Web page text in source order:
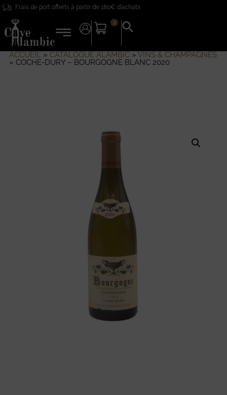
Frais de port offerts à partir de 180€ d’achats
0
Search
for:
ACCUEIL» CATALOGUE ALAMBIC» VINS & CHAMPAGNES
» COCHE-DURY – BOURGOGNE BLANC 2020